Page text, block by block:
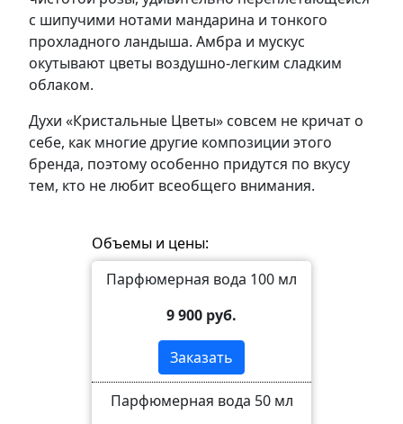
с шипучими нотами мандарина и тонкого
прохладного ландыша. Амбра и мускус
окутывают цветы воздушно-легким сладким
облаком.
Духи «Кристальные Цветы» совсем не кричат о
себе, как многие другие композиции этого
бренда, поэтому особенно придутся по вкусу
тем, кто не любит всеобщего внимания.
Объемы и цены:
Парфюмерная вода 100 мл
9 900 руб.
Заказать
Парфюмерная вода 50 мл